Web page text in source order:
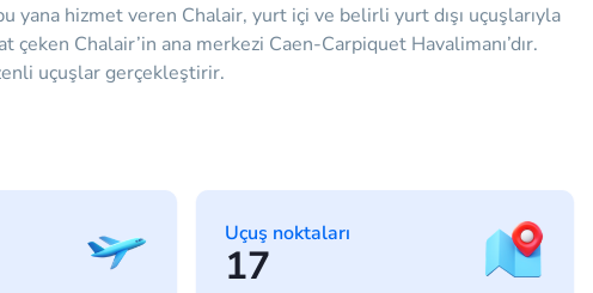
hizmet veren Chalair, yurt içi ve belirli yurt dışı uçuşlarıyla
Chalair’in ana merkezi Caen-Carpiquet Havalimanı’dır.
uçuşlar gerçekleştirir.
Uçuş noktaları
17